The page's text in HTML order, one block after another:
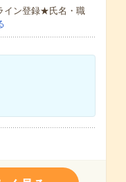
イン登録★氏名・職